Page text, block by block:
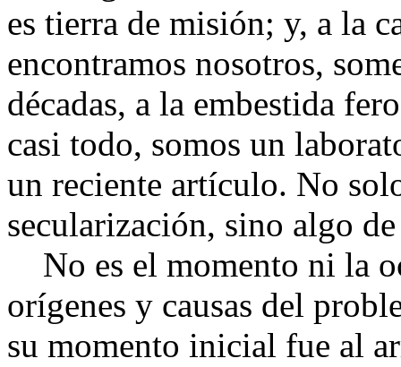
es tierra de misión; y, a la
encontramos nosotros,
décadas, a la embestida
casi todo, somos un
un reciente artículo. No
secularización, sino algo
No es el momento ni la
orígenes y causas del
su momento inicial fue al